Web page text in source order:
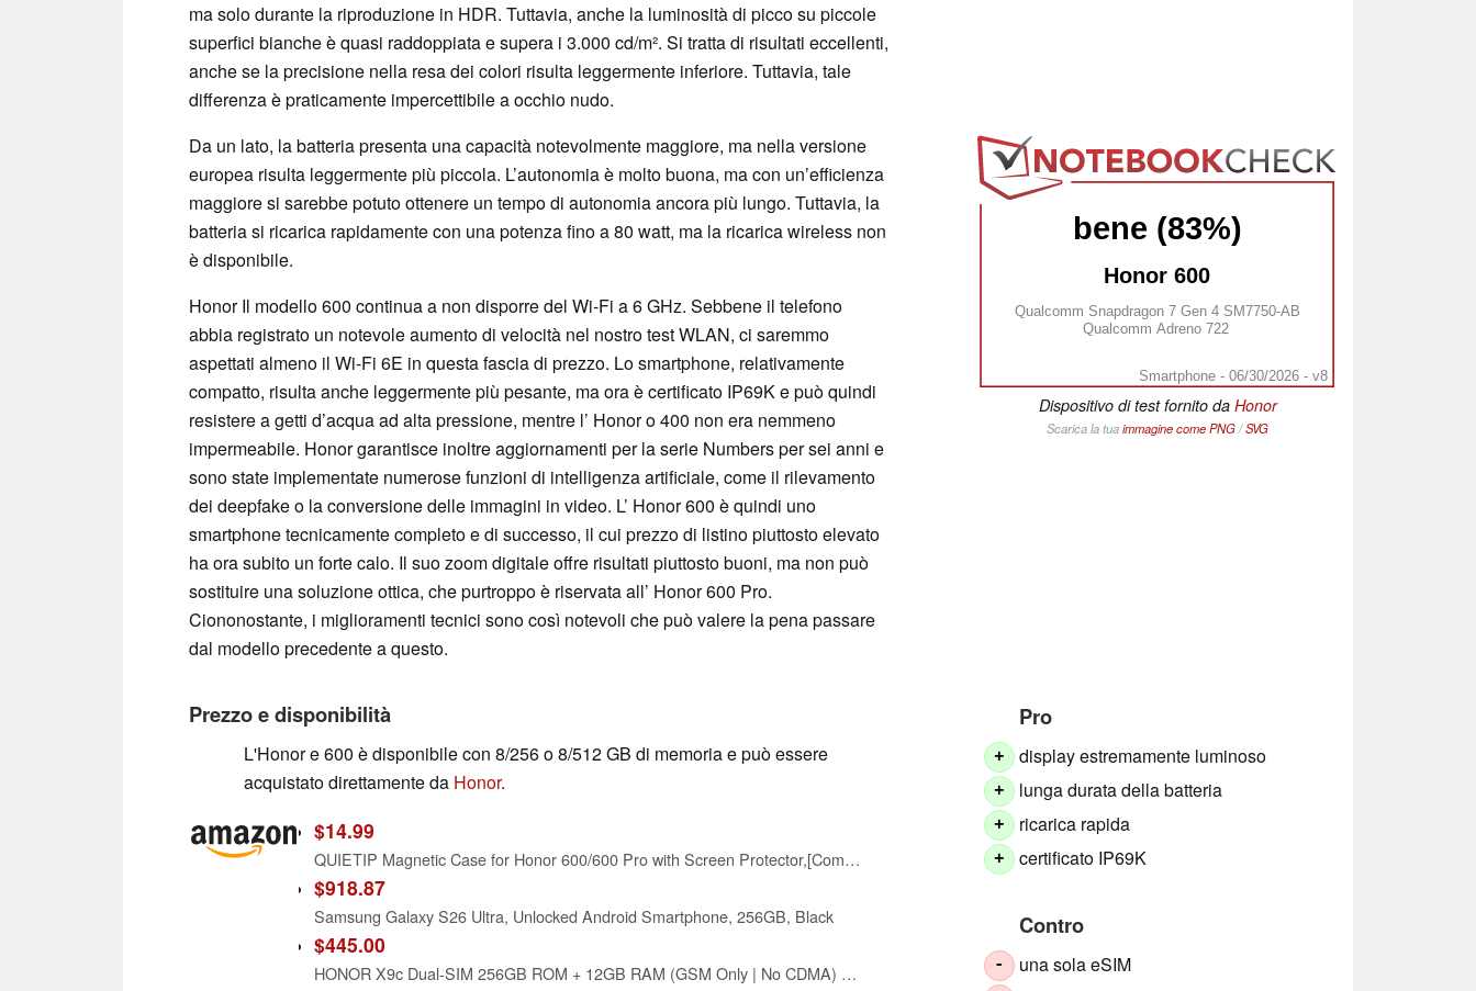
ma solo durante la riproduzione in HDR. Tuttavia, anche la luminosità di picco su piccole
superfici bianche è quasi raddoppiata e supera i 3.000 cd/m². Si tratta di risultati eccellenti,
anche se la precisione nella resa dei colori risulta leggermente inferiore. Tuttavia, tale
differenza è praticamente impercettibile a occhio nudo.
bene (83%)
Honor 600
Qualcomm Snapdragon 7 Gen 4 SM7750-AB
Qualcomm Adreno 722
Smartphone - 06/30/2026 - v8
Dispositivo di test fornito da Honor
Scarica la tuaimmagine comePNG/SVG
Da un lato, la batteria presenta una capacità notevolmente maggiore, ma nella versione
europea risulta leggermente più piccola. L’autonomia è molto buona, ma con un’efficienza
maggiore si sarebbe potuto ottenere un tempo di autonomia ancora più lungo. Tuttavia, la
batteria si ricarica rapidamente con una potenza fino a 80 watt, ma la ricarica wireless non
è disponibile.
Honor Il modello 600 continua a non disporre del Wi-Fi a 6 GHz. Sebbene il telefono
abbia registrato un notevole aumento di velocità nel nostro test WLAN, ci saremmo
aspettati almeno il Wi-Fi 6E in questa fascia di prezzo. Lo smartphone, relativamente
compatto, risulta anche leggermente più pesante, ma ora è certificato IP69K e può quindi
resistere a getti d’acqua ad alta pressione, mentre l’ Honor o 400 non era nemmeno
impermeabile. Honor garantisce inoltre aggiornamenti per la serie Numbers per sei anni e
sono state implementate numerose funzioni di intelligenza artificiale, come il rilevamento
dei deepfake o la conversione delle immagini in video. L’ Honor 600 è quindi uno
smartphone tecnicamente completo e di successo, il cui prezzo di listino piuttosto elevato
ha ora subito un forte calo. Il suo zoom digitale offre risultati piuttosto buoni, ma non può
sostituire una soluzione ottica, che purtroppo è riservata all’ Honor 600 Pro.
Ciononostante, i miglioramenti tecnici sono così notevoli che può valere la pena passare
dal modello precedente a questo.
Pro
+ display estremamente luminoso
+ lunga durata della batteria
+ ricarica rapida
+ certificato IP69K
Contro
- una sola eSIM
Prezzo e disponibilità
L'Honor e 600 è disponibile con 8/256 o 8/512 GB di memoria e può essere
acquistato direttamente da Honor.
$14.99
QUIETIP Magnetic Case for Honor 600/600 Pro with Screen Protector,[Compatible with MagSafe] Translucent Matte Drop Protection Cover,Black
$918.87
Samsung Galaxy S26 Ultra, Unlocked Android Smartphone, 256GB, Black
$445.00
HONOR X9c Dual-SIM 256GB ROM + 12GB RAM (GSM Only | No CDMA) Factory Unlocked 5G Smartphone (Titanium Black) - International Version